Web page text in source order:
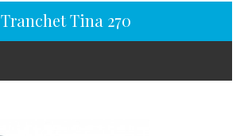
Tranchet Tina 270